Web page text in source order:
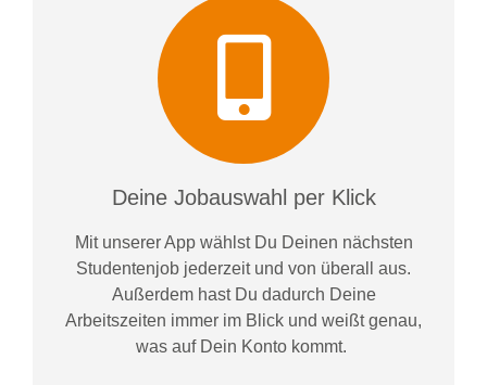
Deine Jobauswahl per Klick
Mit unserer App wählst Du Deinen nächsten
Studentenjob jederzeit und von überall aus.
Außerdem hast Du dadurch Deine
Arbeitszeiten immer im Blick und weißtgenau,
was auf Dein Konto kommt.